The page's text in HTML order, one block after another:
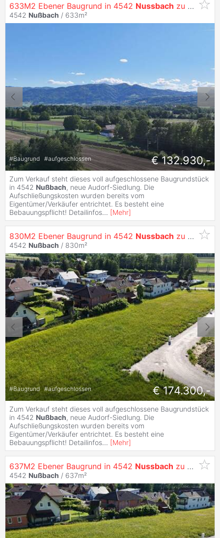
633M2 Ebener Baugrund in 4542 Nussbach zu Verkaufen
4542 Nußbach / 633m²
#Baugrund #aufgeschlossen € 132.930,-
Zum Verkauf steht dieses voll aufgeschlossene Baugrundstück
in 4542 Nußbach, neue Audorf-Siedlung. Die
Aufschließungskosten wurden bereits vom
Eigentümer/Verkäufer entrichtet. Es besteht eine
Bebauungspflicht! Detailinfos... [Mehr]
830M2 Ebener Baugrund in 4542 Nussbach zu Verkaufen
4542 Nußbach / 830m²
#Baugrund #aufgeschlossen € 174.300,-
Zum Verkauf steht dieses voll aufgeschlossene Baugrundstück
in 4542 Nußbach, neue Audorf-Siedlung. Die
Aufschließungskosten wurden bereits vom
Eigentümer/Verkäufer entrichtet. Es besteht eine
Bebauungspflicht! Detailinfos... [Mehr]
637M2 Ebener Baugrund in 4542 Nussbach zu Verkaufen
4542 Nußbach / 637m²